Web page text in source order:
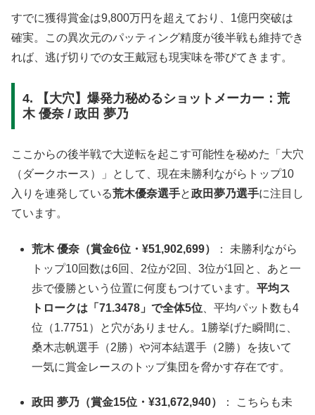
すでに獲得賞金は9,800万円を超えており、1億円突破は
確実。この異次元のパッティング精度が後半戦も維持でき
れば、逃げ切りでの女王戴冠も現実味を帯びてきます。
4. 【大穴】爆発力秘めるショットメーカー：荒
木 優奈 / 政田 夢乃
ここからの後半戦で大逆転を起こす可能性を秘めた「大穴
（ダークホース）」として、現在未勝利ながらトップ10
入りを連発している荒木優奈選手と政田夢乃選手に注目し
ています。
荒木 優奈（賞金6位・¥51,902,699）
： 未勝利ながら
トップ10回数は6回、2位が2回、3位が1回と、あと一
歩で優勝という位置に何度もつけています。平均ス
トロークは「71.3478」で全体5位 、平均パット数も4
位（1.7751）と穴がありません。1勝挙げた瞬間に、
桑木志帆選手（2勝）や河本結選手（2勝）を抜いて
一気に賞金レースのトップ集団を脅かす存在です。
政田 夢乃（賞金15位・¥31,672,940）
： こちらも未